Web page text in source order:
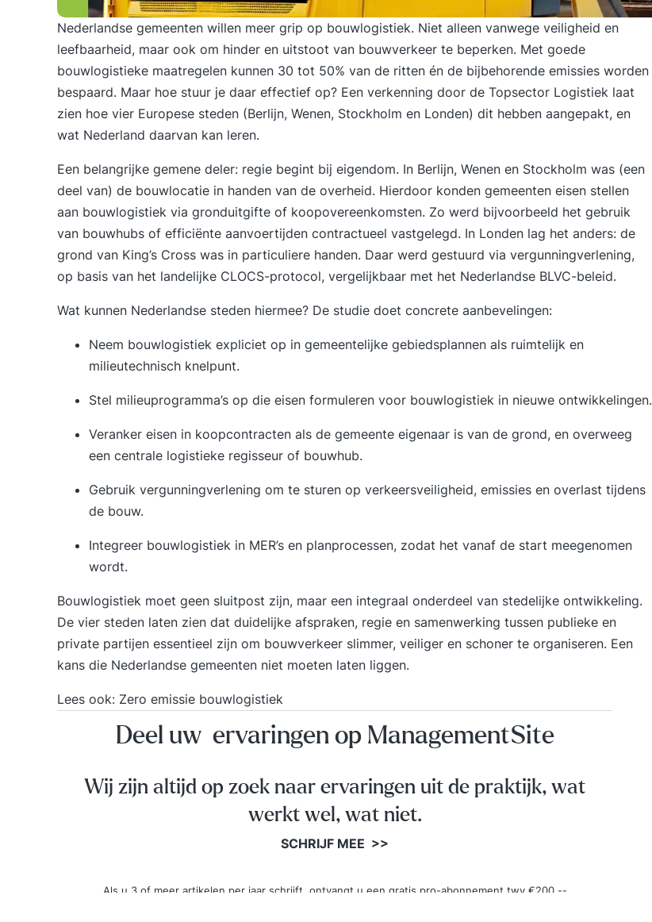
Nederlandse gemeenten willen meer grip op bouwlogistiek. Niet alleen vanwege veiligheid en
leefbaarheid, maar ook om hinder en uitstoot van bouwverkeer te beperken. Met goede
bouwlogistieke maatregelen kunnen 30 tot 50% van de ritten én de bijbehorende emissies worden
bespaard. Maar hoe stuur je daar effectief op? Een verkenning door de Topsector Logistiek laat
zien hoe vier Europese steden (Berlijn, Wenen, Stockholm en Londen) dit hebben aangepakt, en
wat Nederland daarvan kan leren.
Een belangrijke gemene deler: regie begint bij eigendom. In Berlijn, Wenen en Stockholm was (een
deel van) de bouwlocatie in handen van de overheid. Hierdoor konden gemeenten eisen stellen
aan bouwlogistiek via gronduitgifte of koopovereenkomsten. Zo werd bijvoorbeeld het gebruik
van bouwhubs of efficiënte aanvoertijden contractueel vastgelegd. In Londen lag het anders: de
grond van King’s Cross was in particuliere handen. Daar werd gestuurd via vergunningverlening,
op basis van het landelijke CLOCS-protocol, vergelijkbaar met het Nederlandse BLVC-beleid.
Wat kunnen Nederlandse steden hiermee? De studie doet concrete aanbevelingen:
Neem bouwlogistiek expliciet op in gemeentelijke gebiedsplannen als ruimtelijk en
milieutechnisch knelpunt.
Stel milieuprogramma’s op die eisen formuleren voor bouwlogistiek in nieuwe ontwikkelingen.
Veranker eisen in koopcontracten als de gemeente eigenaar is van de grond, en overweeg
een centrale logistieke regisseur of bouwhub.
Gebruik vergunningverlening om te sturen op verkeersveiligheid, emissies en overlast tijdens
de bouw.
Integreer bouwlogistiek in MER’s en planprocessen, zodat het vanaf de start meegenomen
wordt.
Bouwlogistiek moet geen sluitpost zijn, maar een integraal onderdeel van stedelijke ontwikkeling.
De vier steden laten zien dat duidelijke afspraken, regie en samenwerking tussen publieke en
private partijen essentieel zijn om bouwverkeer slimmer, veiliger en schoner te organiseren. Een
kans die Nederlandse gemeenten niet moeten laten liggen.
Lees ook: Zero emissie bouwlogistiek
Deel uw ervaringen op ManagementSite
Wij zijn altijd op zoek naar ervaringen uit de praktijk, wat
werkt wel, wat niet.
SCHRIJF MEE >>
Als u 3 of meer artikelen per jaar schrijft, ontvangt u een gratis pro-abonnement twv €200,--